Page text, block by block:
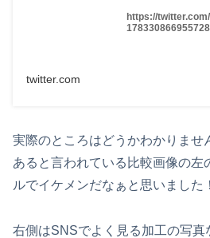
https://
twitter.com
実際のところはどうかわかりませ
あると言われている比較画像の左
ルでイケメンだなぁと思いました！
右側はSNSでよく見る加工の写真